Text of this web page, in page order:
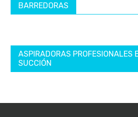
BARREDORAS
ASPIRADORAS PROFESIONALES
SUCCIÓN